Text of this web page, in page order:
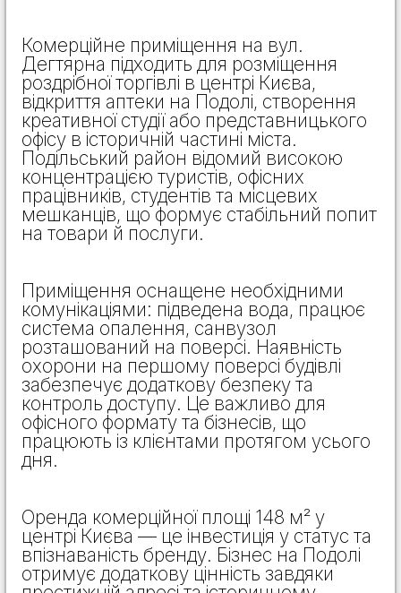
Комерційне приміщення на вул.
Дегтярна підходить для розміщення
роздрібної торгівлі в центрі Києва,
відкриття аптеки на Подолі, створення
креативної студії або представницького
офісу в історичній частині міста.
Подільський район відомий високою
концентрацією туристів, офісних
працівників, студентів та місцевих
мешканців, що формує стабільний попит
на товари й послуги.
Приміщення оснащене необхідними
комунікаціями: підведена вода, працює
система опалення, санвузол
розташований на поверсі. Наявність
охорони на першому поверсі будівлі
забезпечує додаткову безпеку та
контроль доступу. Це важливо для
офісного формату та бізнесів, що
працюють із клієнтами протягом усього
дня.
Оренда комерційної площі 148 м² у
центрі Києва — це інвестиція у статус та
впізнаваність бренду. Бізнес на Подолі
отримує додаткову цінність завдяки